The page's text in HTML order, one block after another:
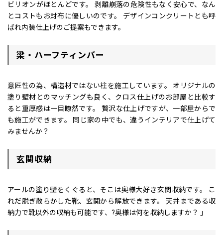
ビリオンがほとんどです。 剥離崩落の危険性もなく安心で、なん
とコストもお財布に優しいのです。 デザインコンクリートとも呼
ばれ内装仕上げのご提案もできます。
梁・ハーフティンバー
意匠性の為、構造材ではない柱を施工しています。 オリジナルの
塗り壁材とのマッチングも良く、クロス仕上げのお部屋と比較す
ると重厚感は一目瞭然です。 贅沢な仕上げですが、一部屋からで
も施工ができます。 同じ家の中でも、違うインテリアで仕上げて
みませんか？
玄関収納
アールの塗り壁をくぐると、そこは奥様大好き玄関収納です。 こ
れだ脱ぎ散らかした靴、玄関から解放できます。 天井まである収
納力で靴以外の収納も可能です、?奥様は何を収納しますか？ 」